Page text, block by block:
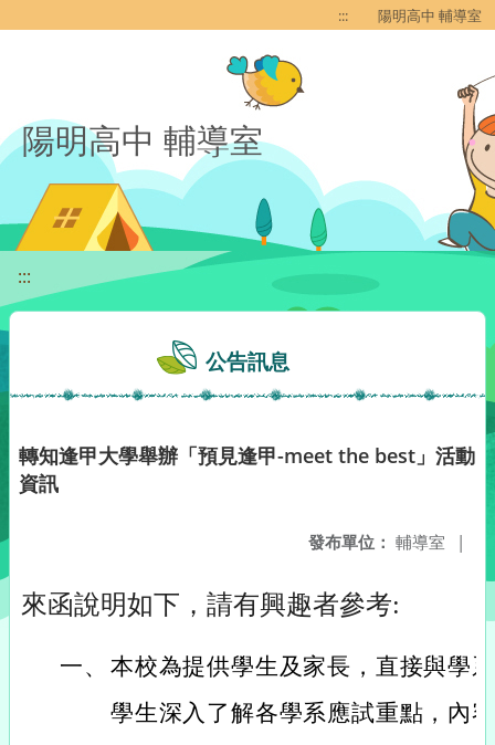
::: 陽明高中 輔導室
陽明高中 輔導室
:::
公告訊息
轉知逢甲大學舉辦「預見逢甲-meet the best」活動
資訊
發布單位： 輔導室 |
來函說明如下，請有興趣者參考:
一、 本校為提供學生及家長，直接與學
學生深入了解各學系應試重點，內